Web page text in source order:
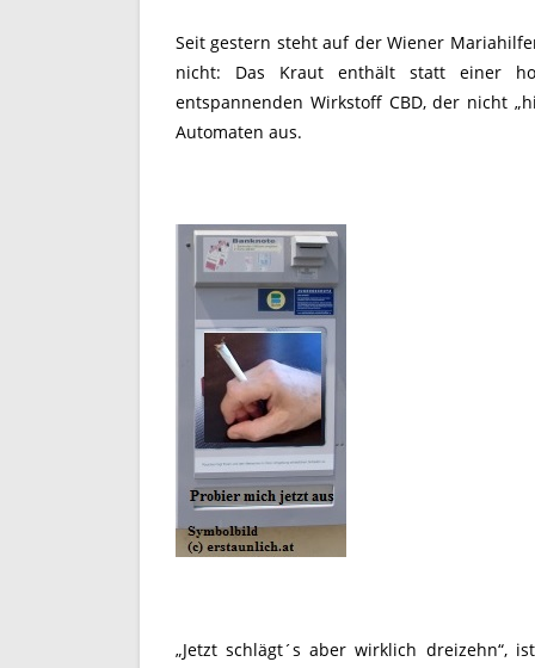
Seit gestern steht auf der Wiener
nicht: Das Kraut enthält statt einer
entspannenden Wirkstoff CBD, der nicht
Automaten aus.
„Jetzt schlägt´s aber wirklich dreizehn“,